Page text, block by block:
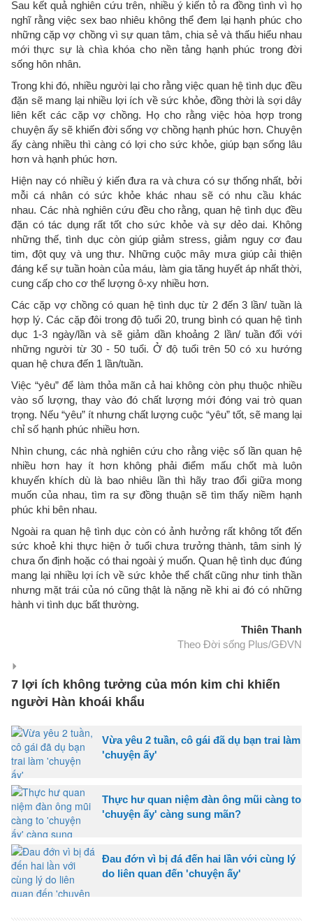
Sau kết quả nghiên cứu trên, nhiều ý kiến tỏ ra đồng tình vì họ
nghĩ rằng việc sex bao nhiêu không thể đem lại hạnh phúc cho
những cặp vợ chồng vì sự quan tâm, chia sẻ và thấu hiểu nhau
mới thực sự là chìa khóa cho nền tảng hạnh phúc trong đời
sống hôn nhân.
Trong khi đó, nhiều người lại cho rằng việc quan hệ tình dục đều
đặn sẽ mang lại nhiều lợi ích về sức khỏe, đồng thời là sợi dây
liên kết các cặp vợ chồng. Họ cho rằng việc hòa hợp trong
chuyện ấy sẽ khiến đời sống vợ chồng hạnh phúc hơn. Chuyện
ấy càng nhiều thì càng có lợi cho sức khỏe, giúp bạn sống lâu
hơn và hạnh phúc hơn.
Hiện nay có nhiều ý kiến đưa ra và chưa có sự thống nhất, bởi
mỗi cá nhân có sức khỏe khác nhau sẽ có nhu cầu khác
nhau. Các nhà nghiên cứu đều cho rằng, quan hệ tình dục đều
đặn có tác dụng rất tốt cho sức khỏe và sự dẻo dai. Không
những thế, tình dục còn giúp giảm stress, giảm nguy cơ đau
tim, đột quỵ và ung thư. Những cuộc mây mưa giúp cải thiện
đáng kể sự tuần hoàn của máu, làm gia tăng huyết áp nhất thời,
cung cấp cho cơ thể lượng ô-xy nhiều hơn.
Các cặp vợ chồng có quan hệ tình dục từ 2 đến 3 lần/ tuần là
hợp lý. Các cặp đôi trong độ tuổi 20, trung bình có quan hệ tình
dục 1-3 ngày/lần và sẽ giảm dần khoảng 2 lần/ tuần đối với
những người từ 30 - 50 tuổi. Ở độ tuổi trên 50 có xu hướng
quan hệ chưa đến 1 lần/tuần.
Việc “yêu” để làm thỏa mãn cả hai không còn phụ thuộc nhiều
vào số lượng, thay vào đó chất lượng mới đóng vai trò quan
trọng. Nếu “yêu” ít nhưng chất lượng cuộc “yêu” tốt, sẽ mang lại
chỉ số hạnh phúc nhiều hơn.
Nhìn chung, các nhà nghiên cứu cho rằng việc số lần quan hệ
nhiều hơn hay ít hơn không phải điểm mấu chốt mà luôn
khuyến khích dù là bao nhiêu lần thì hãy trao đổi giữa mong
muốn của nhau, tìm ra sự đồng thuận sẽ tìm thấy niềm hạnh
phúc khi bên nhau.
Ngoài ra quan hệ tình dục còn có ảnh hưởng rất không tốt đến
sức khoẻ khi thực hiện ở tuổi chưa trưởng thành, tâm sinh lý
chưa ổn định hoặc có thai ngoài ý muốn. Quan hệ tình dục đúng
mang lại nhiều lợi ích về sức khỏe thể chất cũng như tinh thần
nhưng mặt trái của nó cũng thật là nặng nề khi ai đó có những
hành vi tình dục bất thường.
Thiên Thanh
Theo Đời sống Plus/GĐVN
7 lợi ích không tưởng của món kim chi khiến
người Hàn khoái khẩu
Vừa yêu 2 tuần, cô gái đã dụ bạn trai làm
'chuyện ấy'
Thực hư quan niệm đàn ông mũi càng to
'chuyện ấy' càng sung mãn?
Đau đớn vì bị đá đến hai lần với cùng lý
do liên quan đến 'chuyện ấy'